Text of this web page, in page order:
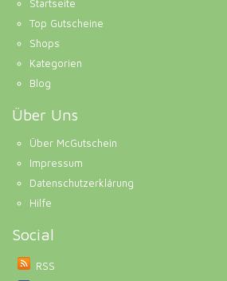
Startseite
Top Gutscheine
Shops
Kategorien
Blog
Über Uns
Über McGutschein
Impressum
Datenschutzerklärung
Hilfe
Social
RSS